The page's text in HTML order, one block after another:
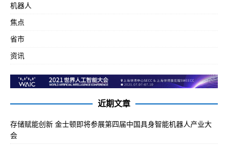
机器人
焦点
省市
资讯
近期文章
存储赋能创新 金士顿即将参展第四届中国具身智能机器人产业大
会